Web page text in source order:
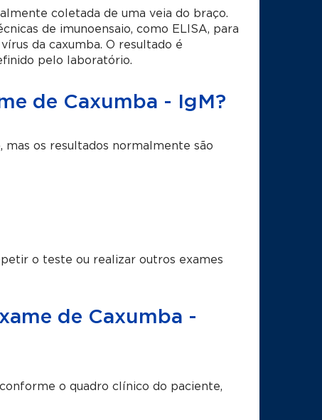
coletada de uma veia do braço.
de imunoensaio, como ELISA, para
da caxumba. O resultado é
pelo laboratório.
de Caxumba - IgM?
os resultados normalmente são
o teste ou realizar outros exames
de Caxumba -
o quadro clínico do paciente,